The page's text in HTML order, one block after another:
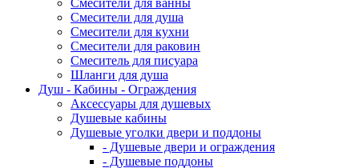
Смесители для ванны
Смесители для душа
Смесители для кухни
Смесители для раковин
Смеситель для писуара
Шланги для душа
Душ - Кабины - Ограждения
Аксессуары для душевых
Душевые кабины
Душевые уголки двери и поддоны
- Душевые двери и ограждения
- Душевые поддоны